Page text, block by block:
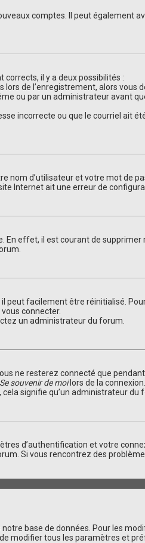
comptes. Il peut également
corrects, il y a deux possibilités :
lors de l’enregistrement, alors
ou par un administrateur avant
incorrecte ou que le courriel ait
nom d’utilisateur et votre mot de
Internet ait une erreur de
En effet, il est courant de
peut facilement être réinitialisé.
connecter.
un administrateur du forum.
ne resterez connecté que
Se souvenir de moilors de la
signifie qu’un administrateur
d’authentification et votre
Si vous rencontrez des
base de données. Pour les
modifier tous les paramètres et